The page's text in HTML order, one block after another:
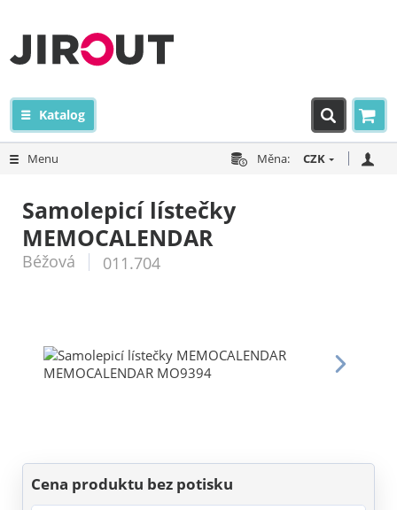
Katalog
Menu Měna: CZK
Samolepicí lístečky
MEMOCALENDAR
Béžová 011.704
Cena produktu bez potisku